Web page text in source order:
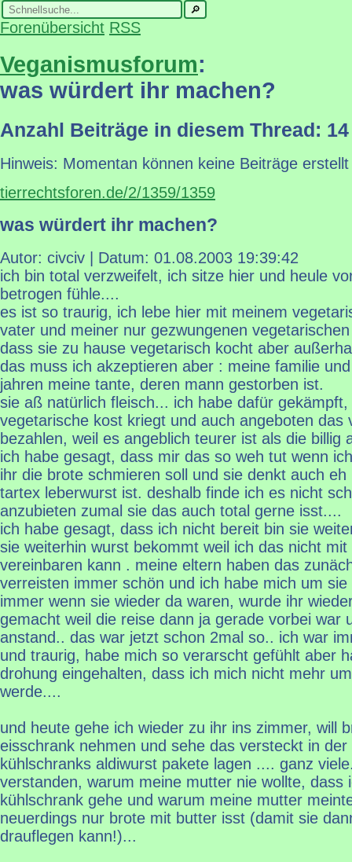
Forenübersicht RSS
Veganismusforum:
was würdert ihr machen?
Anzahl Beiträge in diesem Thread: 14
Hinweis: Momentan können keine Beiträge
tierrechtsforen.de/2/1359/1359
was würdert ihr machen?
Autor: civciv | Datum: 01.08.2003 19:39:42
ich bin total verzweifelt, ich sitze hier und heule
betrogen fühle....
es ist so traurig, ich lebe hier mit meinem
vater und meiner nur gezwungenen
dass sie zu hause vegetarisch kocht aber
das muss ich akzeptieren aber : meine familie
jahren meine tante, deren mann gestorben ist.
sie aß natürlich fleisch... ich habe dafür gekämpft,
vegetarische kost kriegt und auch angeboten das
bezahlen, weil es angeblich teurer ist als die billig
ich habe gesagt, dass mir das so weh tut wenn
ihr die brote schmieren soll und sie denkt auch
tartex leberwurst ist. deshalb finde ich es nicht
anzubieten zumal sie das auch total gerne isst....
ich habe gesagt, dass ich nicht bereit bin sie
sie weiterhin wurst bekommt weil ich das nicht
vereinbaren kann . meine eltern haben das
verreisten immer schön und ich habe mich um
immer wenn sie wieder da waren, wurde ihr
gemacht weil die reise dann ja gerade vorbei war
anstand.. das war jetzt schon 2mal so.. ich war
und traurig, habe mich so verarscht gefühlt aber
drohung eingehalten, dass ich mich nicht mehr
werde....
und heute gehe ich wieder zu ihr ins zimmer, will
eisschrank nehmen und sehe das versteckt in der
kühlschranks aldiwurst pakete lagen .... ganz
verstanden, warum meine mutter nie wollte, dass
kühlschrank gehe und warum meine mutter
neuerdings nur brote mit butter isst (damit sie
drauflegen kann!)...